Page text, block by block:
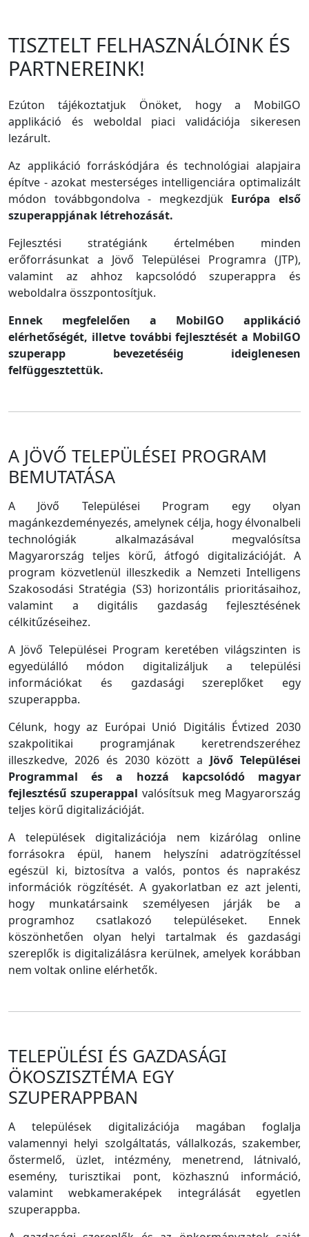
TISZTELT FELHASZNÁLÓINK ÉS
PARTNEREINK!
Ezúton tájékoztatjuk Önöket, hogy a MobilGO
applikáció és weboldal piaci validációja sikeresen
lezárult.
Az applikáció forráskódjára és technológiai alapjaira
építve - azokat mesterséges intelligenciára optimalizált
módon továbbgondolva - megkezdjük Európa első
szuperappjának létrehozását.
Fejlesztési stratégiánk értelmében minden
erőforrásunkat a Jövő Települései Programra (JTP),
valamint az ahhoz kapcsolódó szuperappra és
weboldalra összpontosítjuk.
Ennek megfelelően a MobilGO applikáció
elérhetőségét, illetve további fejlesztését a MobilGO
szuperapp bevezetéséig ideiglenesen
felfüggesztettük.
A JÖVŐ TELEPÜLÉSEI PROGRAM
BEMUTATÁSA
A Jövő Települései Program egy olyan
magánkezdeményezés, amelynek célja, hogy élvonalbeli
technológiák alkalmazásával megvalósítsa
Magyarország teljes körű, átfogó digitalizációját. A
program közvetlenül illeszkedik a Nemzeti Intelligens
Szakosodási Stratégia (S3) horizontális prioritásaihoz,
valamint a digitális gazdaság fejlesztésének
célkitűzéseihez.
A Jövő Települései Program keretében világszinten is
egyedülálló módon digitalizáljuk a települési
információkat és gazdasági szereplőket egy
szuperappba.
Célunk, hogy az Európai Unió Digitális Évtized 2030
szakpolitikai programjának keretrendszeréhez
illeszkedve, 2026 és 2030 között a Jövő Települései
Programmal és a hozzá kapcsolódó magyar
fejlesztésű szuperappal valósítsuk meg Magyarország
teljes körű digitalizációját.
A települések digitalizációja nem kizárólag online
forrásokra épül, hanem helyszíni adatrögzítéssel
egészül ki, biztosítva a valós, pontos és naprakész
információk rögzítését. A gyakorlatban ez azt jelenti,
hogy munkatársaink személyesen járják be a
programhoz csatlakozó településeket. Ennek
köszönhetően olyan helyi tartalmak és gazdasági
szereplők is digitalizálásra kerülnek, amelyek korábban
nem voltak online elérhetők.
TELEPÜLÉSI ÉS GAZDASÁGI
ÖKOSZISZTÉMA EGY
SZUPERAPPBAN
A települések digitalizációja magában foglalja
valamennyi helyi szolgáltatás, vállalkozás, szakember,
őstermelő, üzlet, intézmény, menetrend, látnivaló,
esemény, turisztikai pont, közhasznú információ,
valamint webkameraképek integrálását egyetlen
szuperappba.